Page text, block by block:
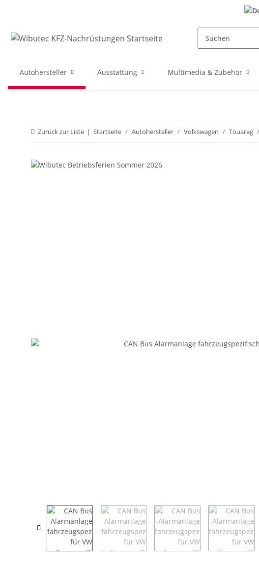
Autohersteller Ausstattung Multimedia & Zubehör
Zurück zur Liste Startseite Autohersteller Volkswagen Touareg